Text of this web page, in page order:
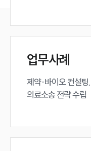
의료·바
업무사례
제약·바이오 컨설팅,
의료소송 전략 수립